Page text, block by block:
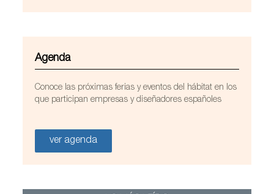
París
Agenda
Conoce las próximas ferias y eventos del hábitat en los
que participan empresas y diseñadores españoles
ver agenda